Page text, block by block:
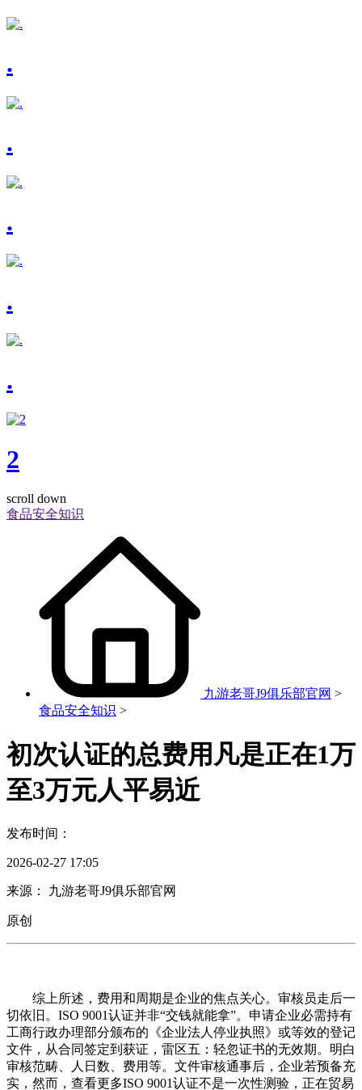
.
.
.
.
.
2
scroll down
食品安全知识
九游老哥J9俱乐部官网 >
食品安全知识 >
初次认证的总费用凡是正在1万
至3万元人平易近
发布时间：
2026-02-27 17:05
来源： 九游老哥J9俱乐部官网
原创
综上所述，费用和周期是企业的焦点关心。审核员走后一
切依旧。ISO 9001认证并非“交钱就能拿”。申请企业必需持有
工商行政办理部分颁布的《企业法人停业执照》或等效的登记
文件，从合同签定到获证，雷区五：轻忽证书的无效期。明白
审核范畴、人日数、费用等。文件审核通事后，企业若预备充
实，然而，查看更多ISO 9001认证不是一次性测验，正在贸易